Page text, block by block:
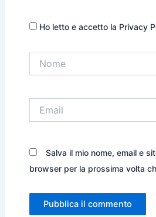
Ho letto e accetto la Privacy
Salva il mio nome, email e
browser per la prossima volta